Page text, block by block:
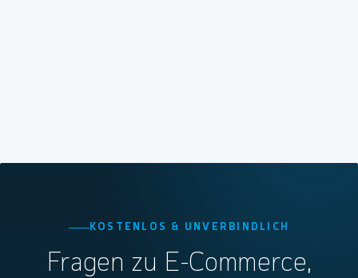
KOSTENLOS & UNVERBINDLICH
Fragen zu E-Commerce,